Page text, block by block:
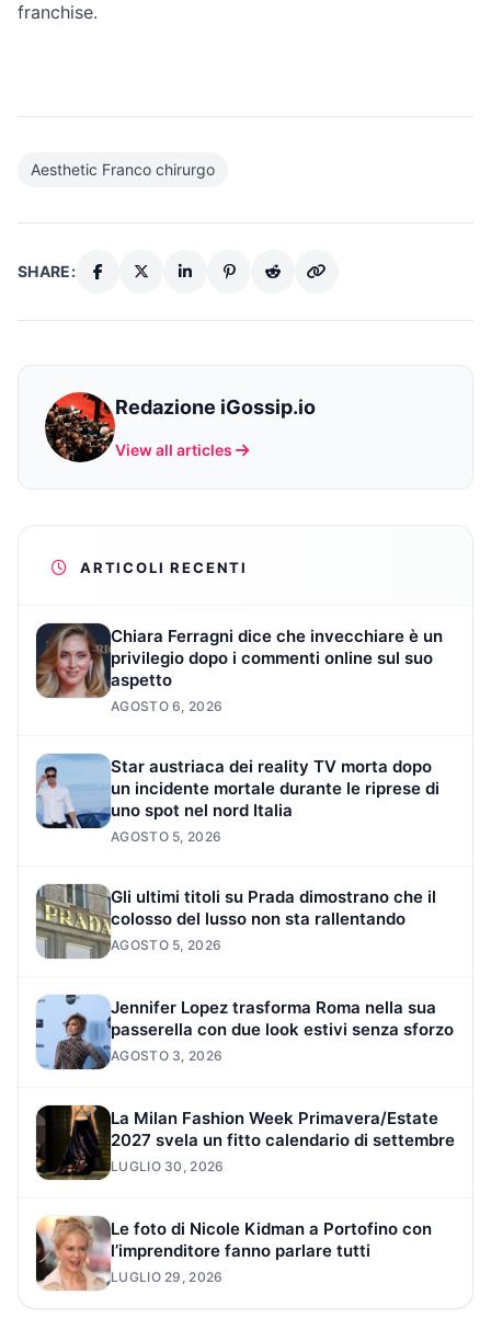
franchise.
Aesthetic Franco chirurgo
SHARE:
Redazione iGossip.io
View all articles
ARTICOLI RECENTI
Chiara Ferragni dice che invecchiare è un
privilegio dopo i commenti online sul suo
aspetto
AGOSTO 6, 2026
Star austriaca dei reality TV morta dopo
un incidente mortale durante le riprese di
uno spot nel nord Italia
AGOSTO 5, 2026
Gli ultimi titoli su Prada dimostrano che il
colosso del lusso non sta rallentando
AGOSTO 5, 2026
Jennifer Lopez trasforma Roma nella sua
passerella con due look estivi senza sforzo
AGOSTO 3, 2026
La Milan Fashion Week Primavera/Estate
2027 svela un fitto calendario di settembre
LUGLIO 30, 2026
Le foto di Nicole Kidman a Portofino con
l’imprenditore fanno parlare tutti
LUGLIO 29, 2026